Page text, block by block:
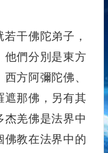
干佛陀弟子，
他們分別是東方
方阿彌陀佛、
遮那佛，另有其
杰羌佛是法界中
佛教在法界中的